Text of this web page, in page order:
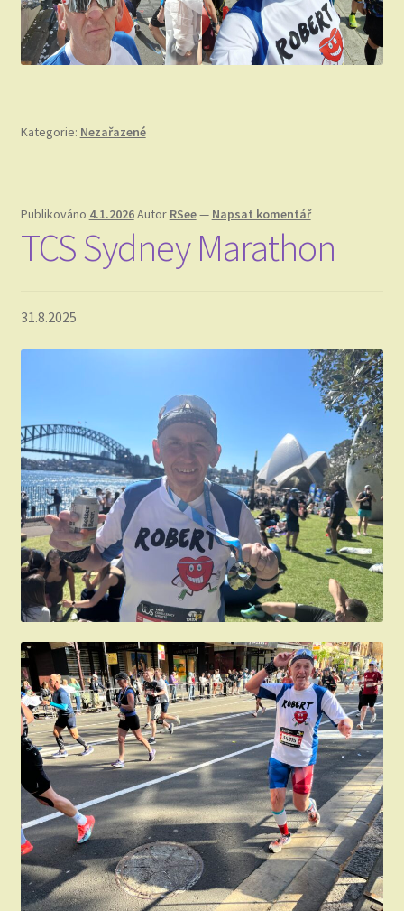
Kategorie: Nezařazené
Publikováno 4.1.2026Autor RSee— Napsat komentář
TCS Sydney Marathon
31.8.2025